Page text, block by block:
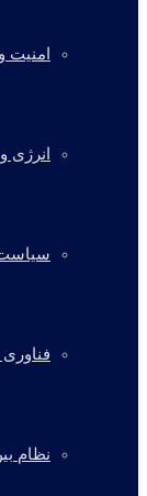
امنیت
انرژی
سیاست
نظام